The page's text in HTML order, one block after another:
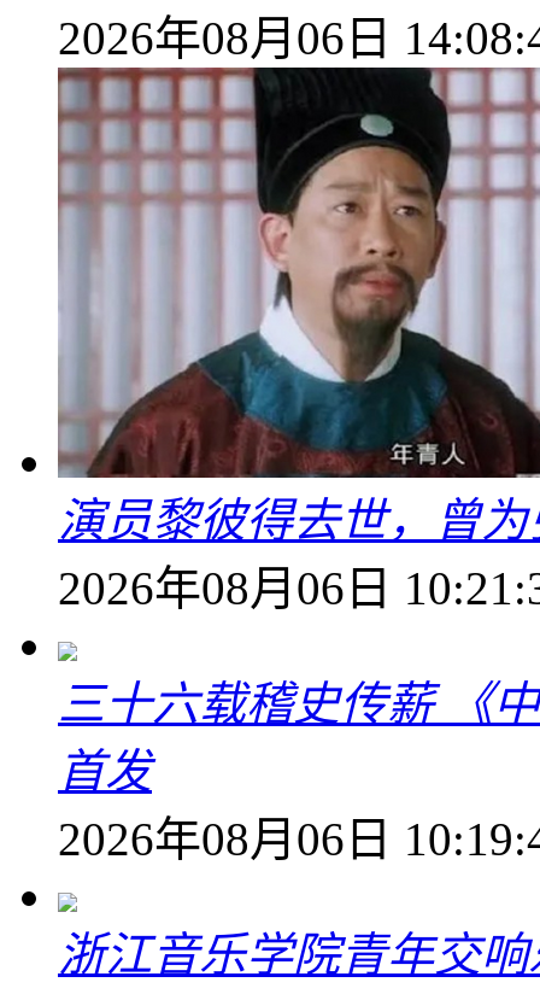
2026年08月06日
演员黎彼得去世，曾
2026年08月06日
三十六载稽史传薪 《
首发
2026年08月06日
浙江音乐学院青年交